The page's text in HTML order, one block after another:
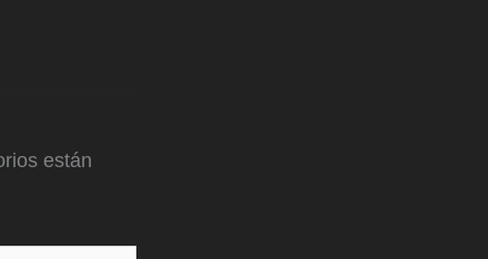
están